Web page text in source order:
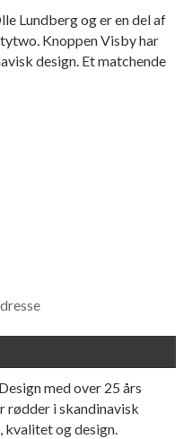
Lundberg og er en del af
Knoppen Visby har
design. Et matchende
med over 25 års
rødder i skandinavisk
og design.